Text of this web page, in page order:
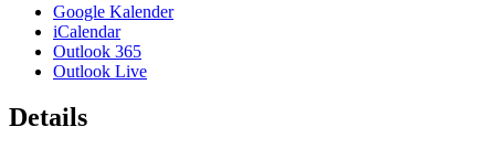
Google Kalender
iCalendar
Outlook 365
Outlook Live
Details